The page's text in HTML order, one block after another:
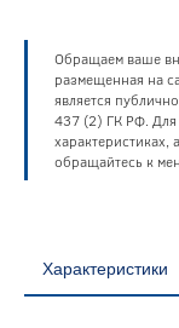
Обращаем ваше
размещенная на
является
437 (2) ГК РФ.
характеристиках,
обращайтесь к
Характеристики